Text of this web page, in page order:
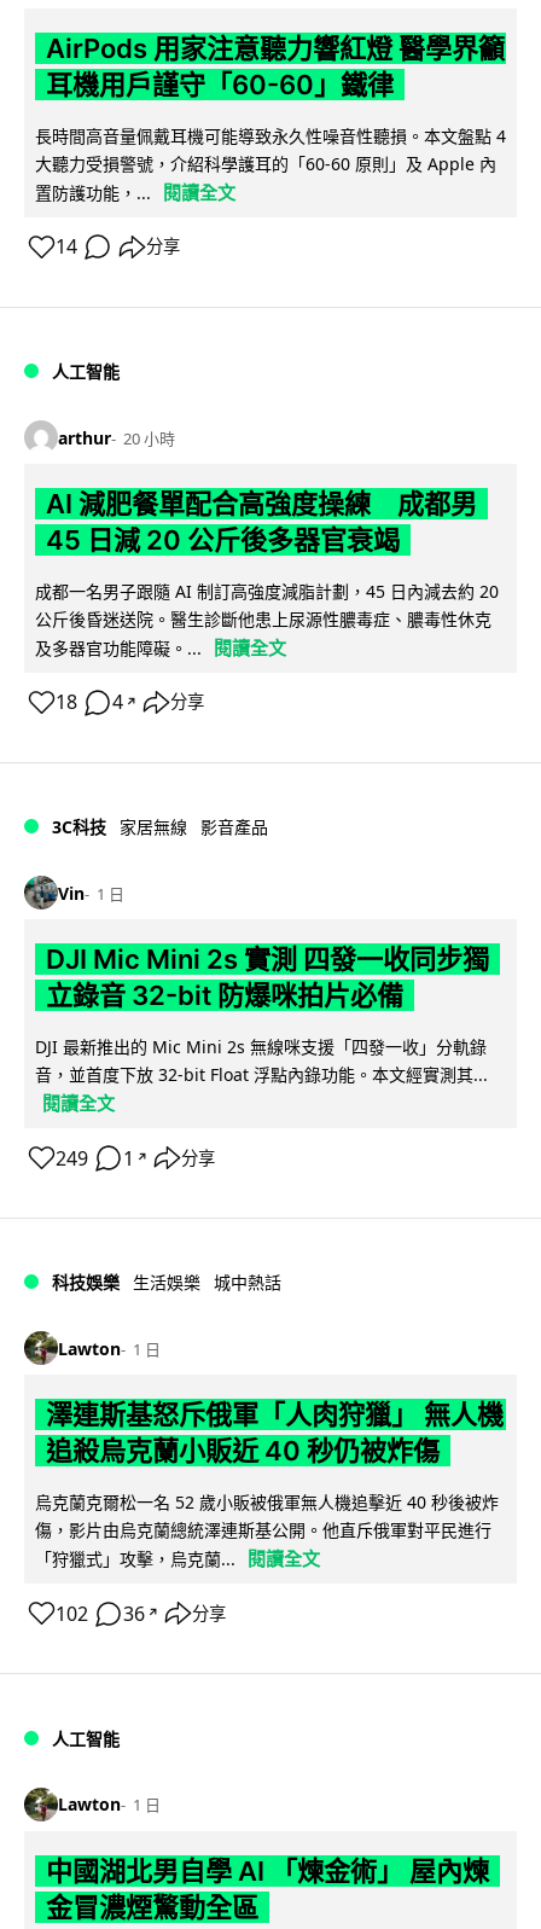
AirPods 用家注意聽力響紅燈 醫學界籲
耳機用戶謹守「60-60」鐵律
長時間高音量佩戴耳機可能導致永久性噪音性聽損。本文盤點 4
大聽力受損警號，介紹科學護耳的「60-60 原則」及 Apple 內
置防護功能，...
閱讀全文
14 分享
人工智能
arthur 20 小時
AI 減肥餐單配合高強度操練 成都男
45 日減 20 公斤後多器官衰竭
成都一名男子跟隨 AI 制訂高強度減脂計劃，45 日內減去約 20
公斤後昏迷送院。醫生診斷他患上尿源性膿毒症、膿毒性休克
及多器官功能障礙。...
閱讀全文
18 4 ↗ 分享
3C科技 家居無線 影音產品
Vin 1 日
DJI Mic Mini 2s 實測 四發一收同步獨
立錄音 32-bit 防爆咪拍片必備
DJI 最新推出的 Mic Mini 2s 無線咪支援「四發一收」分軌錄
音，並首度下放 32-bit Float 浮點內錄功能。本文經實測其...
閱讀全文
249 1 ↗ 分享
科技娛樂 生活娛樂 城中熱話
Lawton 1 日
澤連斯基怒斥俄軍「人肉狩獵」 無人機
追殺烏克蘭小販近 40 秒仍被炸傷
烏克蘭克爾松一名 52 歲小販被俄軍無人機追擊近 40 秒後被炸
傷，影片由烏克蘭總統澤連斯基公開。他直斥俄軍對平民進行
「狩獵式」攻擊，烏克蘭...
閱讀全文
102 36 ↗ 分享
人工智能
Lawton 1 日
中國湖北男自學 AI 「煉金術」 屋內煉
金冒濃煙驚動全區